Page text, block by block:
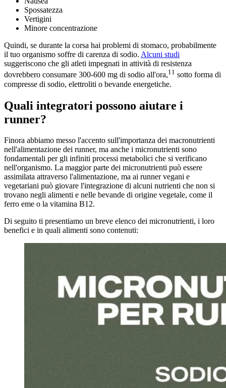
Spossatezza
Vertigini
Minore concentrazione
Quindi, se durante la corsa hai problemi di stomaco, probabilmente
il tuo organismo soffre di carenza di sodio. Alcuni studi
suggeriscono che gli atleti impegnati in attività di resistenza
dovrebbero consumare 300-600 mg di sodio all'ora,11 sotto forma di
compresse di sodio, elettroliti o bevande energetiche.
Quali integratori possono aiutare i
runner?
Finora abbiamo messo l'accento sull'importanza dei macronutrienti
nell'alimentazione dei runner, ma anche i micronutrienti sono
fondamentali per gli infiniti processi metabolici che si verificano
nell'organismo. La maggior parte dei micronutrienti può essere
assimilata attraverso l'alimentazione, ma ai runner vegani e
vegetariani può giovare l'integrazione di alcuni nutrienti che non si
trovano negli alimenti e nelle bevande di origine vegetale, come il
ferro eme o la vitamina B12.
Di seguito ti presentiamo un breve elenco dei micronutrienti, i loro
benefici e in quali alimenti sono contenuti: